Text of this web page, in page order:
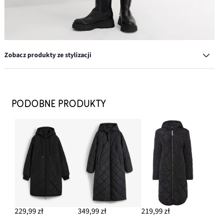
Zobacz produkty ze stylizacji
94,99 zł
DODAJ DO KOSZYKA
Sztyblety z profilowaną podeszwą
147,99 zł
DODAJ DO KOSZYKA
Płaszcz zimowy z zamkami po bokach
319,99 zł
PODOBNE PRODUKTY
229,99 zł 349,99 zł 219,99 zł